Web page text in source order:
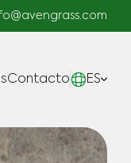
Contacto ES